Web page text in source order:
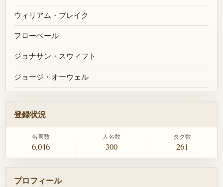
ウィリアム・ブレイク
フローベール
ジョナサン・スウィフト
ジョージ・オーウェル
登録状況
名言数
6,046
人名数
300
タグ数
261
プロフィール